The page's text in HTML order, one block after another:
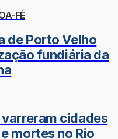
FÉ
de Porto Velho
fundiária da
cidades
mortes no Rio